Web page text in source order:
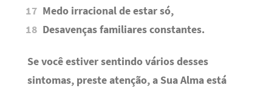
Medo irracional de estar só,
Desavenças familiares constantes.
Se você estiver sentindo vários desses
sintomas, preste atenção, a Sua Alma está